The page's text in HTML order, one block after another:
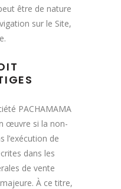
être de nature
sur le Site,
PACHAMAMA
œuvre si la non-
l’exécution de
dans les
de vente
À ce titre,